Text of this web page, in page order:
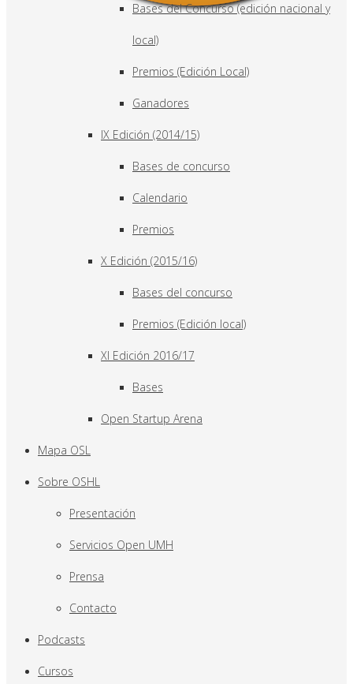
Bases del Concurso (edición nacional y
local)
Premios (Edición Local)
Ganadores
IX Edición (2014/15)
Bases de concurso
Calendario
Premios
X Edición (2015/16)
Bases del concurso
Premios (Edición local)
XI Edición 2016/17
Bases
Open Startup Arena
Mapa OSL
Sobre OSHL
Presentación
Servicios Open UMH
Prensa
Contacto
Podcasts
Cursos